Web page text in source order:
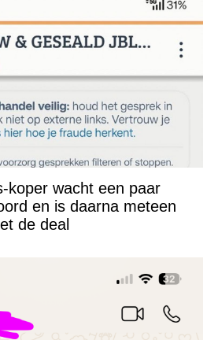
koper wacht een paar
en is daarna meteen
de deal